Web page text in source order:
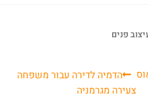
פנים
הדמיה לדירה עבור משפחה
צעירה מגרמניה